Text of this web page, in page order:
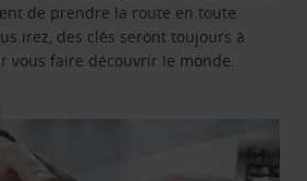
de prendre la route en toute
irez, des clés seront toujours à
vous faire découvrir le monde.